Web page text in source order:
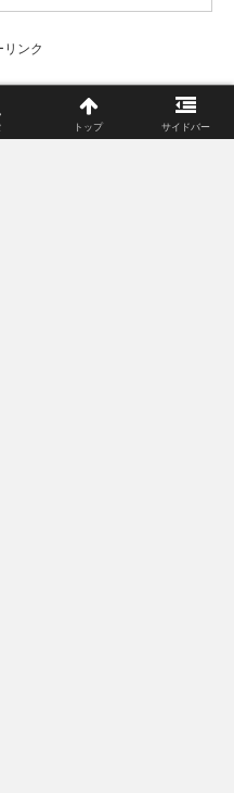
クテル【ミモザ】の美味しい
ション･カクテルとして「バック
スフィズ」「ホワイト･ミモザ」
リンク
トップ サイドバー